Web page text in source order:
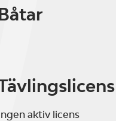
aktiv licens